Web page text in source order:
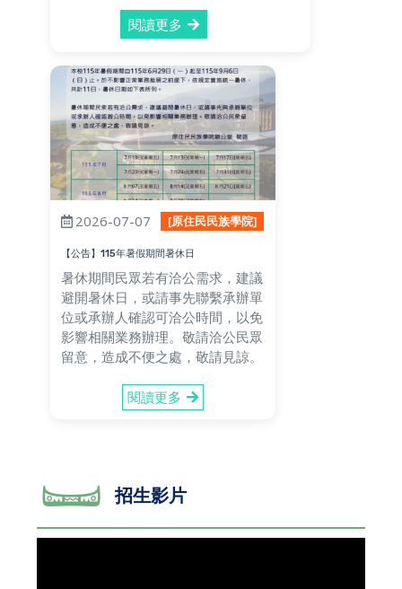
閱讀更多
2026-07-07 [原住民民族學院]
【公告】115年暑假期間暑休日
暑休期間民眾若有洽公需求，建議
避開暑休日，或請事先聯繫承辦單
位或承辦人確認可洽公時間，以免
影響相關業務辦理。敬請洽公民眾
留意，造成不便之處，敬請見諒。
閱讀更多
招生影片